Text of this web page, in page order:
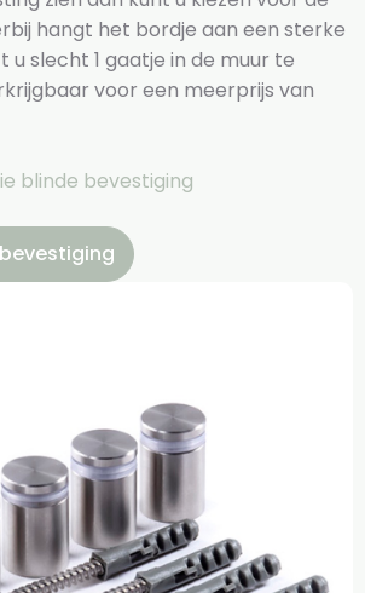
hangt het bordje aan een sterke
slecht 1 gaatje in de muur te
voor een meerprijs van
blinde bevestiging